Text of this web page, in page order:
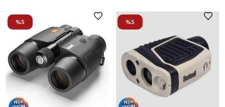
%5 %5